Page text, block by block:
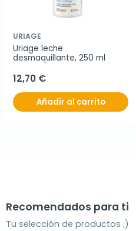
URIAGE
Uriage leche
desmaquillante, 250 ml
12,70 €
Añadir al carrito
Recomendados para ti
Tu selección de productos ;)